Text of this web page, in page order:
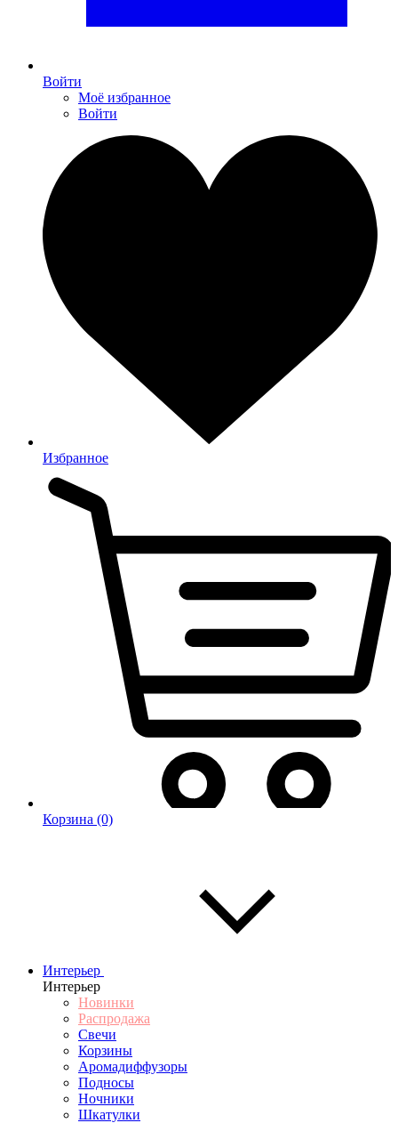
Войти
Моё избранное
Войти
Избранное
Корзина (0)
Интерьер
Интерьер
Новинки
Распродажа
Свечи
Корзины
Аромадиффузоры
Подносы
Ночники
Шкатулки